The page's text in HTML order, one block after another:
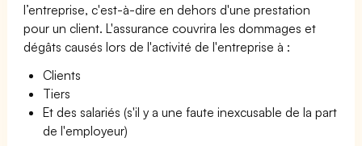
l’entreprise, c'est-à-dire en dehors d'une prestation
pour un client. L'assurance couvrira les dommages et
dégâts causés lors de l'activité de l'entreprise à :
Clients
Tiers
Et des salariés (s'il y a une faute inexcusable de la part
de l'employeur)